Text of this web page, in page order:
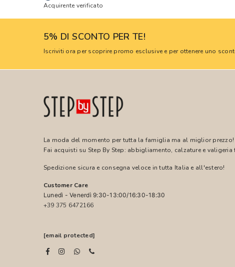
Acquirente verificato
5% DI SCONTO PER TE!
Iscriviti ora per scoprire promo esclusive e per ottenere uno
La moda del momento per tutta la famiglia ma al miglior prezzo!
Fai acquisti su Step By Step: abbigliamento, calzature e
Spedizione sicura e consegna veloce in tutta Italia e all'estero!
Customer Care
Lunedì - Venerdì 9:30-13:00/16:30-18:30
+39 375 6472166
[email protected]